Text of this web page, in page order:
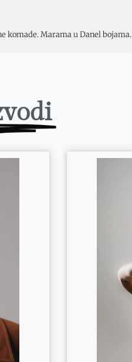
komade. Marama u Danel bojama.